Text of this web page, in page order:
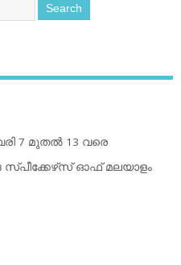
7 മുതല്‍ 13 വരെ
സ്പീക്കേഴ്‌സ് ഓഫ് മലയാളം